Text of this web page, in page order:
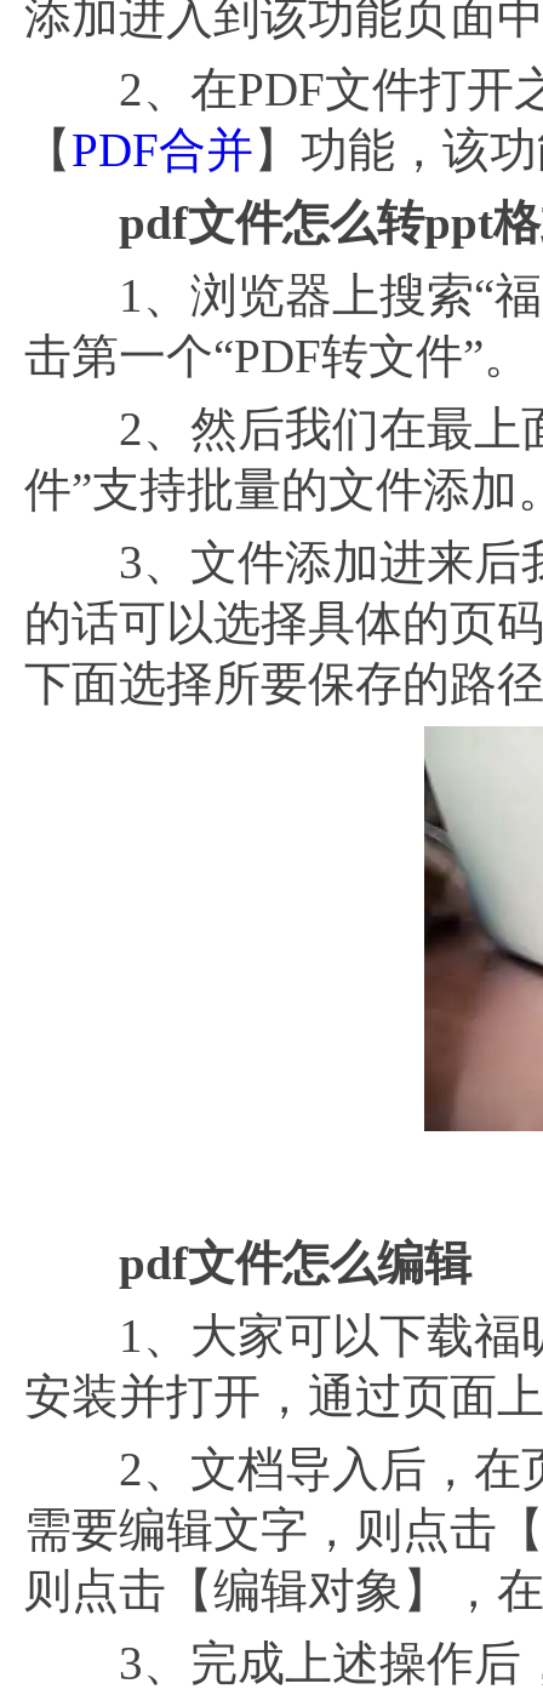
添加进入到该功能页面
2、在PDF文件打开
【PDF合并】功能，该
pdf文件怎么转ppt
1、浏览器上搜索“福
击第一个“PDF转文件”。
2、然后我们在最上面
件”支持批量的文件添加
3、文件添加进来后
的话可以选择具体的页
下面选择所要保存的路
pdf文件怎么编辑
1、大家可以下载福昕
安装并打开，通过页面
2、文档导入后，在
需要编辑文字，则点击
则点击【编辑对象】，
3、完成上述操作后